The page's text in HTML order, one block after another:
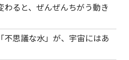
ると、ぜんぜんちがう動き
不思議な水」が、宇宙にはあ